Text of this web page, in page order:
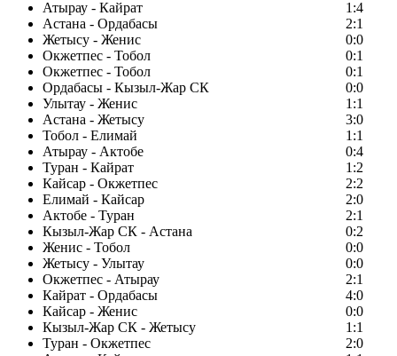
Атырау - Кайрат
1:4
Астана - Ордабасы
2:1
Жетысу - Женис
0:0
Окжетпес - Тобол
0:1
Окжетпес - Тобол
0:1
Ордабасы - Кызыл-Жар СК
0:0
Улытау - Женис
1:1
Астана - Жетысу
3:0
Тобол - Елимай
1:1
Атырау - Актобе
0:4
Туран - Кайрат
1:2
Кайсар - Окжетпес
2:2
Елимай - Кайсар
2:0
Актобе - Туран
2:1
Кызыл-Жар СК - Астана
0:2
Женис - Тобол
0:0
Жетысу - Улытау
0:0
Окжетпес - Атырау
2:1
Кайрат - Ордабасы
4:0
Кайсар - Женис
0:0
Кызыл-Жар СК - Жетысу
1:1
Туран - Окжетпес
2:0